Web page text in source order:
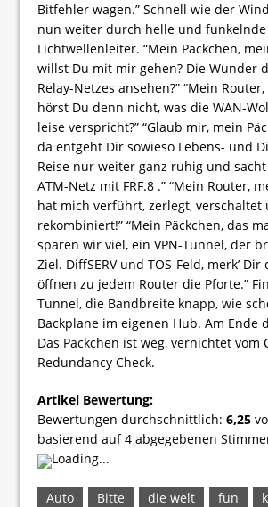
Bitfehler wagen.” Schnell wie der
nun weiter durch helle und funkelnde
Lichtwellenleiter. “Mein Päckchen,
willst Du mit mir gehen? Die Wunder
Relay-Netzes ansehen?” “Mein
hörst Du denn nicht, was die WAN-
leise verspricht?” “Glaub mir, mein
da entgeht Dir sowieso Lebens- und
Reise nur weiter ganz ruhig und
ATM-Netz mit FRF.8 .” “Mein Router,
hat mich verführt, zerlegt, verschaltet
rekombiniert!” “Mein Päckchen, das
sparen wir viel, ein VPN-Tunnel, der
Ziel. DiffSERV und TOS-Feld, merk’
öffnen zu jedem Router die Pforte.”
Tunnel, die Bandbreite knapp, wie
Backplane im eigenen Hub. Am Ende
Das Päckchen ist weg, vernichtet vom
Redundancy Check.
Artikel Bewertung:
Bewertungen durchschnittlich:6,25
basierend auf4 abgegebenen
Loading...
Auto Bitte die welt fun